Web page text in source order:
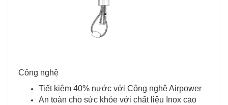
Công nghệ
Tiết kiệm 40% nước với Công nghệ Airpower
An toàn cho sức khỏe với chất liệu Inox cao